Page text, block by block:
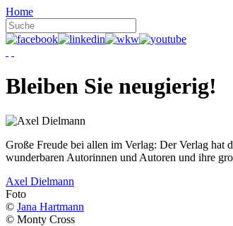
Home
Bleiben Sie neugierig!
Große Freude bei allen im Verlag: Der Verlag hat
wunderbaren Autorinnen und Autoren und ihre
Axel Dielmann
Foto
© Jana Hartmann
© Monty Cross